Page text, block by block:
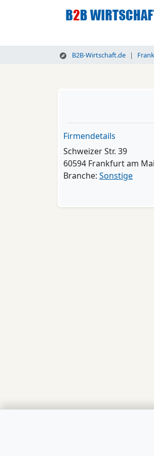
B2B-Wirtschaft.de
Firmendetails
Schweizer Str. 39
60594 Frankfurt am
Branche: Sonstige